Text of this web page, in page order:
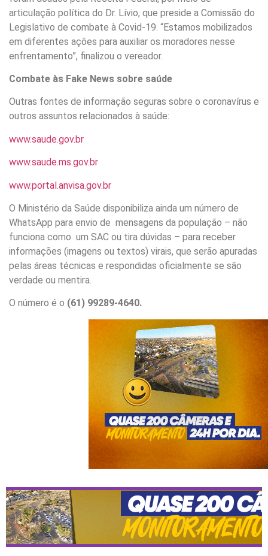
articulação política do Dr. Lívio, que preside a Comissão do
Legislativo de combate à Covid-19. “Estamos mobilizados
em diferentes ações para auxiliar os moradores nesse
enfrentamento”, finalizou o vereador.
Combate às Fake News sobre saúde
Outras fontes de informação seguras sobre o coronavírus e
outros assuntos relacionados à saúde:
www.saude.gov.br
www.saude.ms.gov.br
www.portal.anvisa.gov.br
O Ministério da Saúde disponibiliza ainda um número de
WhatsApp para envio de mensagens da população – não
funciona como um SAC ou tira dúvidas – para receber
informações (imagens ou textos) virais, que serão apuradas
pelas áreas técnicas e respondidas oficialmente se são
verdade ou mentira.
O número é o (61) 99289-4640.